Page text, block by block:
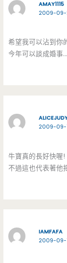
AMAY1115
2009-09-
希望我可以沾到你
今年可以談成婚事
2009-09-
牛寶真的長好快喔!
不過這也代表著他
IAMFAFA
2009-09-